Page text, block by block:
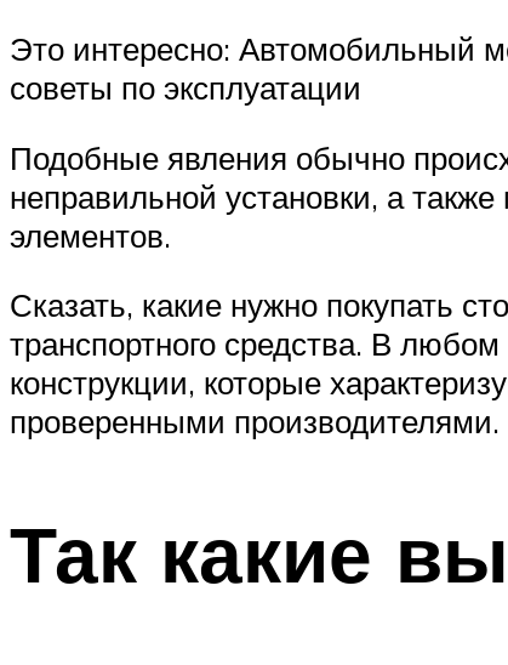
Это интересно: Автомобильный
советы по эксплуатации
Подобные явления обычно
неправильной установки, а
элементов.
Сказать, какие нужно покупать
транспортного средства. В
конструкции, которые
проверенными производителями.
Так какие